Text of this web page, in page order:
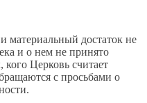
материальный достаток не
и о нем не принято
кого Церковь считает
с просьбами о